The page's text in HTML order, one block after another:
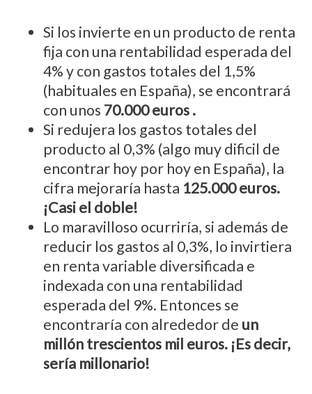
Si los invierte en un producto de renta
fija con una rentabilidad esperada del
4% y con gastos totales del 1,5%
(habituales en España), se encontrará
con unos 70.000 euros .
Si redujera los gastos totales del
producto al 0,3% (algo muy dificil de
encontrar hoy por hoy en España), la
cifra mejoraría hasta 125.000 euros.
¡Casi el doble!
Lo maravilloso ocurriría, si además de
reducir los gastos al 0,3%, lo invirtiera
en renta variable diversificada e
indexada con una rentabilidad
esperada del 9%. Entonces se
encontraría con alrededor de un
millón trescientos mil euros. ¡Es decir,
sería millonario!